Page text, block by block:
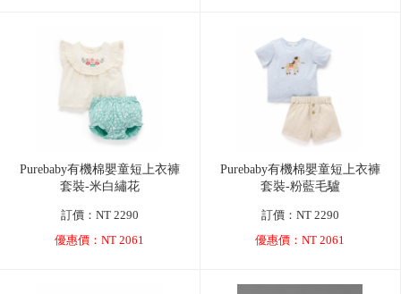
Purebaby有機棉嬰童短上衣褲
套裝-米白繡花
訂價：NT 2290
優惠價：NT 2061
Purebaby有機棉嬰童短上衣褲
套裝-粉藍毛驢
訂價：NT 2290
優惠價：NT 2061